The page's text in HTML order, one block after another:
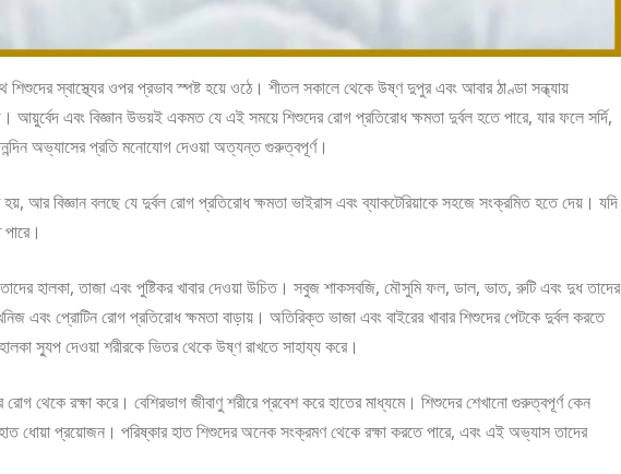
শিশুদের স্বাস্থ্যের ওপর প্রভাব স্পষ্ট হয়ে ওঠে। শীতল সকালে থেকে উষ্ণ দুপুর এবং আবার ঠাণ্ডা সন্ধ্যায়
এবং বিজ্ঞান উভয়ই একমত যে এই সময়ে শিশুদের রোগ প্রতিরোধ ক্ষমতা দুর্বল হতে পারে, যার ফলে সর্দি,
অভ্যাসের প্রতি মনোযোগ দেওয়া অত্যন্ত গুরুত্বপূর্ণ।
আর বিজ্ঞান বলছে যে দুর্বল রোগ প্রতিরোধ ক্ষমতা ভাইরাস এবং ব্যাকটেরিয়াকে সহজে সংক্রমিত হতে দেয়। যদি
হালকা, তাজা এবং পুষ্টিকর খাবার দেওয়া উচিত। সবুজ শাকসবজি, মৌসুমি ফল, ডাল, ভাত, রুটি এবং দুধ তাদের
এবং প্রোটিন রোগ প্রতিরোধ ক্ষমতা বাড়ায়। অতিরিক্ত ভাজা এবং বাইরের খাবার শিশুদের পেটকে দুর্বল করতে
স্যুপ দেওয়া শরীরকে ভিতর থেকে উষ্ণ রাখতে সাহায্য করে।
থেকে রক্ষা করে। বেশিরভাগ জীবাণু শরীরে প্রবেশ করে হাতের মাধ্যমে। শিশুদের শেখানো গুরুত্বপূর্ণ কেন
হাত ধোয়া প্রয়োজন। পরিষ্কার হাত শিশুদের অনেক সংক্রমণ থেকে রক্ষা করতে পারে, এবং এই অভ্যাস তাদের